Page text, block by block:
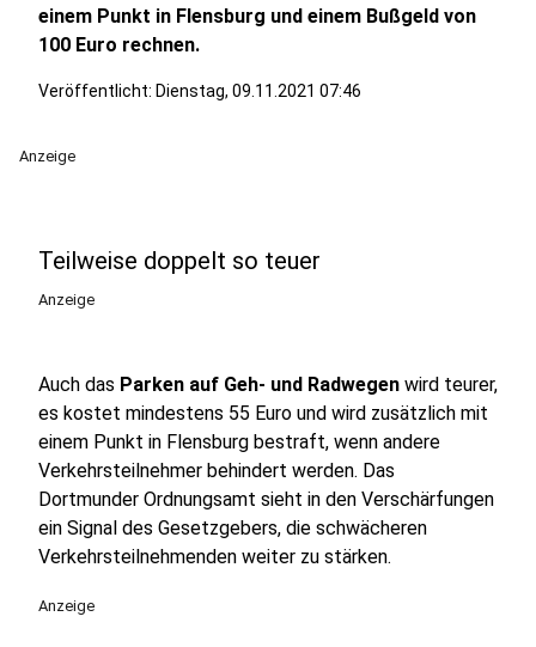
einem Punkt in Flensburg und einem Bußgeld von
100 Euro rechnen.
Veröffentlicht: Dienstag, 09.11.2021 07:46
Anzeige
Teilweise doppelt so teuer
Anzeige
Auch das Parken auf Geh- und Radwegen wird teurer,
es kostet mindestens 55 Euro und wird zusätzlich mit
einem Punkt in Flensburg bestraft, wenn andere
Verkehrsteilnehmer behindert werden. Das
Dortmunder Ordnungsamt sieht in den Verschärfungen
ein Signal des Gesetzgebers, die schwächeren
Verkehrsteilnehmenden weiter zu stärken.
Anzeige